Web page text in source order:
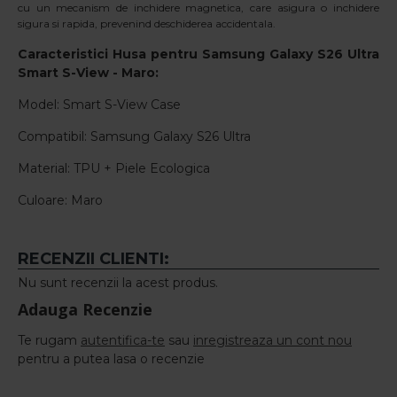
cu un mecanism de inchidere magnetica, care asigura o inchidere
sigura si rapida, prevenind deschiderea accidentala.
Caracteristici Husa pentru Samsung Galaxy S26 Ultra
Smart S-View - Maro:
Model: Smart S-View Case
Compatibil: Samsung Galaxy S26 Ultra
Material: TPU + Piele Ecologica
Culoare: Maro
RECENZII CLIENTI:
Nu sunt recenzii la acest produs.
Adauga Recenzie
Te rugam autentifica-te sau inregistreaza un cont nou
pentru a putea lasa o recenzie